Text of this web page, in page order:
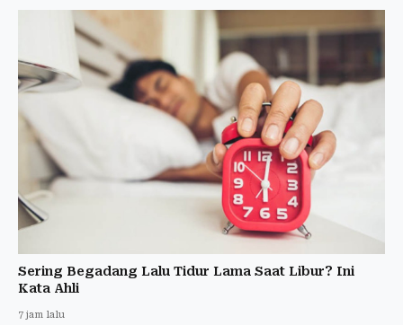
Sering Begadang Lalu Tidur Lama Saat Libur? Ini
Kata Ahli
7 jam lalu